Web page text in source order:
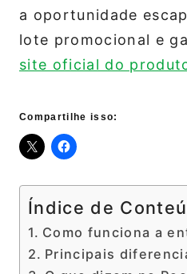
a oportunidade
lote promocional e
site oficial do
Compartilhe isso:
Índice de
Como funciona a
Principais